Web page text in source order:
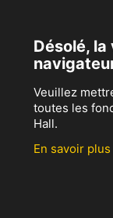
Désolé,
Veuillez
toutes les
Hall.
En savoir plus